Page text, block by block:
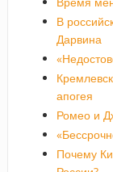
В
Дарвина
апогея
Ромео и
Почему